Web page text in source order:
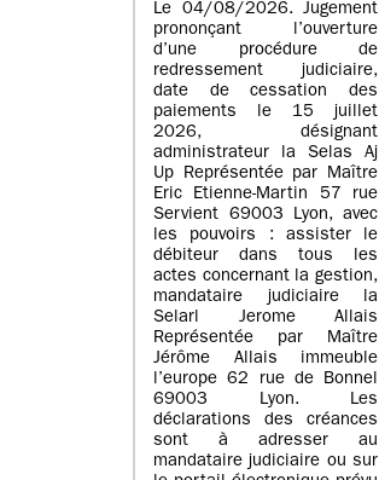
Le 04/08/2026. Jugement
prononçant l’ouverture
d’une procédure de
redressement judiciaire,
date de cessation des
paiements le 15 juillet
2026, désignant
administrateur la Selas Aj
Up Représentée par Maître
Eric Etienne-Martin 57 rue
Servient 69003 Lyon, avec
les pouvoirs : assister le
débiteur dans tous les
actes concernant la gestion,
mandataire judiciaire la
Selarl Jerome Allais
Représentée par Maître
Jérôme Allais immeuble
l’europe 62 rue de Bonnel
69003 Lyon. Les
déclarations des créances
sont à adresser au
mandataire judiciaire ou sur